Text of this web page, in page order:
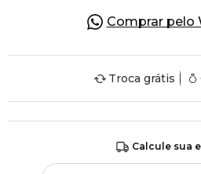
Comprar pelo
Troca grátis
Calcule sua
OFERTAS